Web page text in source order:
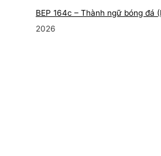
BEP 164c – Thành ngữ bóng đá
2026